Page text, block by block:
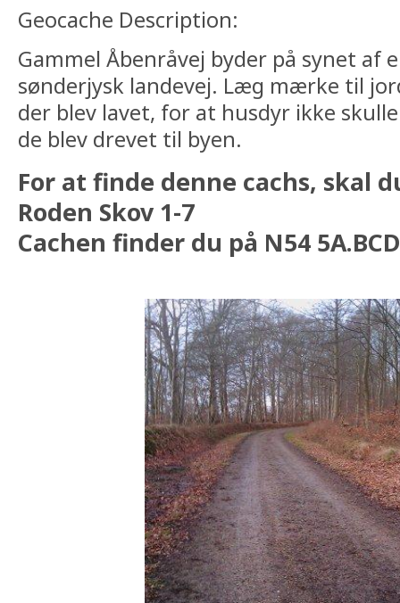
Geocache Description:
Gammel Åbenråvej byder på synet af
sønderjysk landevej. Læg mærke til
der blev lavet, for at husdyr ikke
de blev drevet til byen.
For at finde denne cachs, skal
Roden Skov 1-7
Cachen finder du på N54 5A.BCD